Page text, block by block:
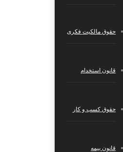
حقوق مالکیت فکری
قانون استخدام
حقوق کسب‌ و کار
قانون بیمه